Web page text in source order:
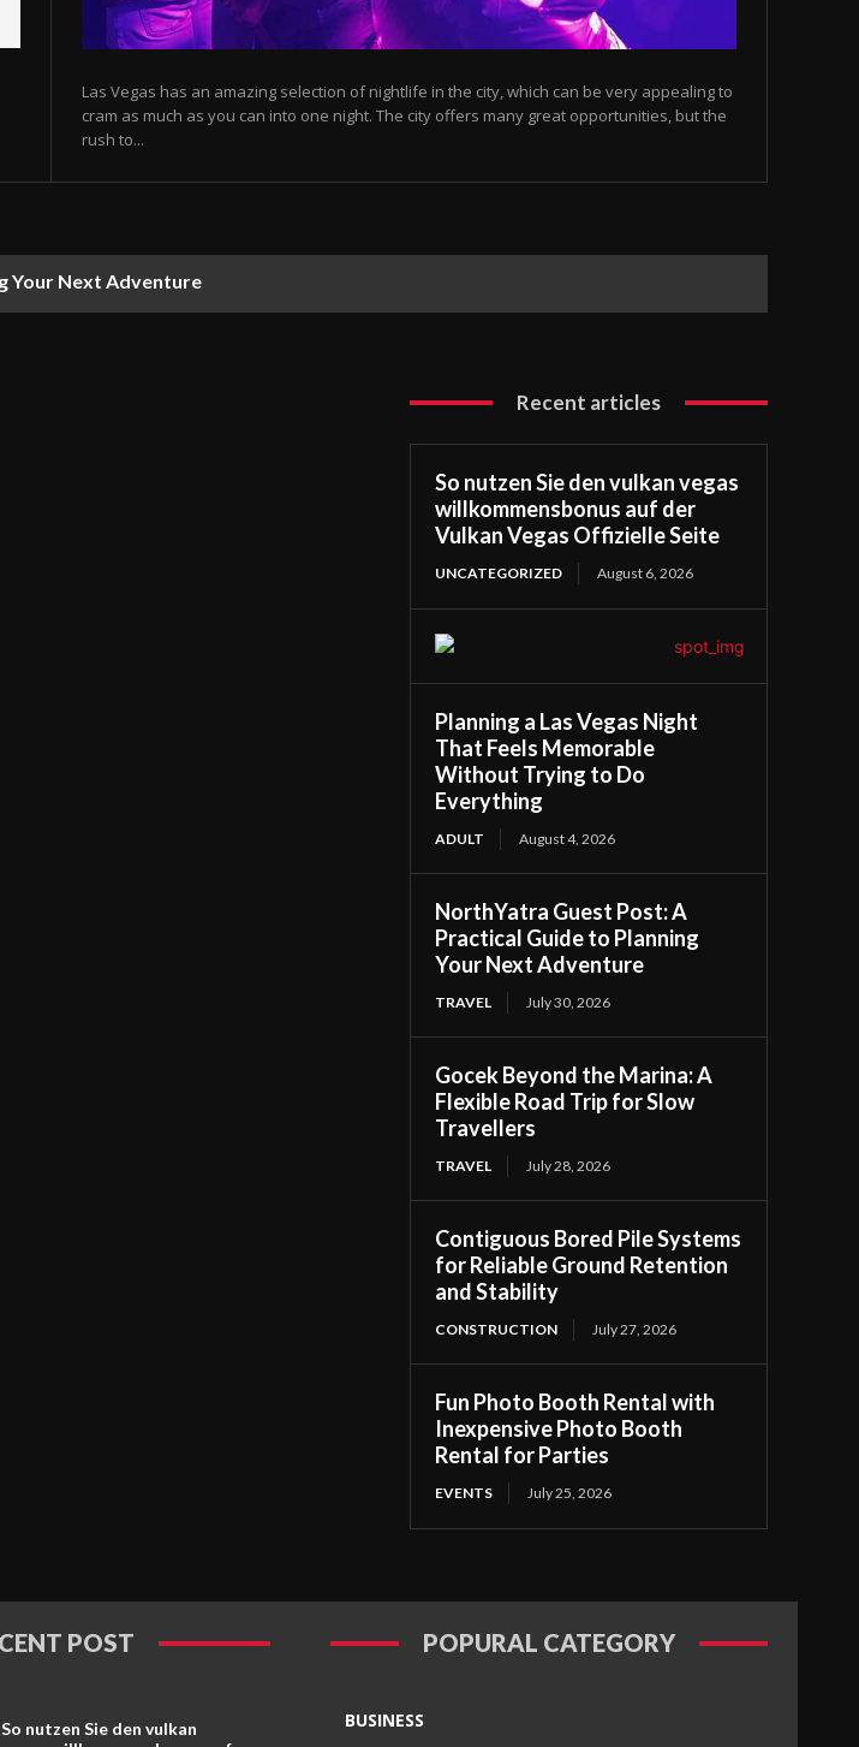
Las Vegas has an amazing selection of nightlife in the city, which can be very appealing to
cram as much as you can into one night. The city offers many great opportunities, but the
rush to...
Your Next Adventure
Recent articles
So nutzen Sie den vulkan vegas
willkommensbonus auf der
Vulkan Vegas Offizielle Seite
UNCATEGORIZED August 6, 2026
Planning a Las Vegas Night
That Feels Memorable
Without Trying to Do
Everything
ADULT August 4, 2026
NorthYatra Guest Post: A
Practical Guide to Planning
Your Next Adventure
TRAVEL July 30, 2026
Gocek Beyond the Marina: A
Flexible Road Trip for Slow
Travellers
TRAVEL July 28, 2026
Contiguous Bored Pile Systems
for Reliable Ground Retention
and Stability
CONSTRUCTION July 27, 2026
Fun Photo Booth Rental with
Inexpensive Photo Booth
Rental for Parties
EVENTS July 25, 2026
POST
So nutzen Sie den vulkan
POPURAL CATEGORY
BUSINESS